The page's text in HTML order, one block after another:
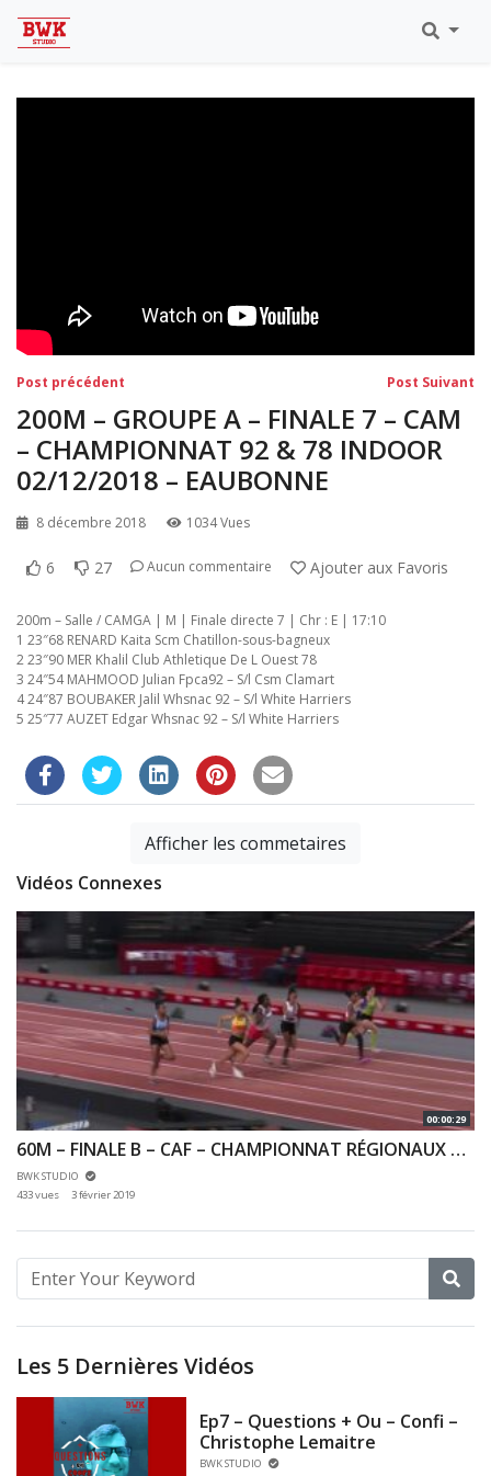
Eaubonne 2019
Navigation
de
l’article
Post précédent Post Suivant
200M – GROUPE A – FINALE 7 – CAM
– CHAMPIONNAT 92 & 78 INDOOR
02/12/2018 – EAUBONNE
8 décembre 2018 1034 Vues
6 27 Aucun commentaire Ajouter aux Favoris
200m – Salle / CAMGA | M | Finale directe 7 | Chr : E | 17:10
1 23″68 RENARD Kaita Scm Chatillon-sous-bagneux
2 23″90 MER Khalil Club Athletique De L Ouest 78
3 24″54 MAHMOOD Julian Fpca92 – S/l Csm Clamart
4 24″87 BOUBAKER Jalil Whsnac 92 – S/l White Harriers
5 25″77 AUZET Edgar Whsnac 92 – S/l White Harriers
Afficher les commetaires
Vidéos Connexes
00:00:29
60M – FINALE B – CAF – CHAMPIONNAT RÉGIONAUX CA & JU 27/01/2019 – BERCY
BWK STUDIO
433 vues
3 février 2019
Les 5 Dernières Vidéos
Ep7 – Questions + Ou – Confi –
Christophe Lemaitre
BWK STUDIO